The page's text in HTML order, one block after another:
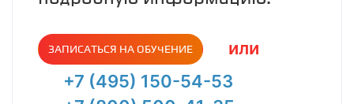
ЗАПИСАТЬСЯ НА ОБУЧЕНИЕ
или
+7 (495) 150-54-53